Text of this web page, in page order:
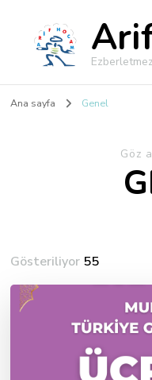
Ana sayfa Genel
Göz
Gösteriliyor 55